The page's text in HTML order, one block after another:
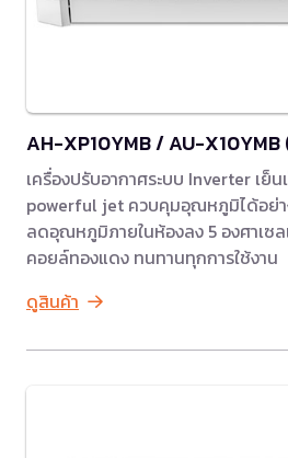
AH-XP10YMB / AU-
เครื่องปรับอากาศระบบ Inverter เย็
powerful jet ควบคุมอุณหภูมิได้อย่
ลดอุณหภูมิภายในห้องลง 5 องศาเซล
คอยล์ทองแดง ทนทานทุกการใช้งาน
ดูสินค้า